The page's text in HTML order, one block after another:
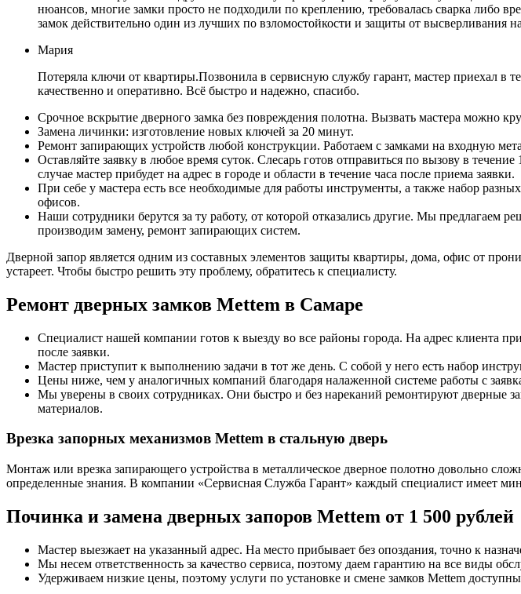
нюансов, многие замки просто не подходили по креплению, требовалась сварка либо
замок действительно один из лучших по взломостойкости и защиты от высверливания
Мария
Потеряла ключи от квартиры.Позвонила в сервисную службу гарант, мастер приехал в
качественно и оперативно. Всё быстро и надежно, спасибо.
Срочное вскрытие дверного замка без повреждения полотна. Вызвать мастера можно
Замена личинки: изготовление новых ключей за 20 минут.
Ремонт запирающих устройств любой конструкции. Работаем с замками на входную
Оставляйте заявку в любое время суток. Слесарь готов отправиться по вызову в
случае мастер прибудет на адрес в городе и области в течение часа после приема заявки.
При себе у мастера есть все необходимые для работы инструменты, а также набор
офисов.
Наши сотрудники берутся за ту работу, от которой отказались другие. Мы
производим замену, ремонт запирающих систем.
Дверной запор является одним из составных элементов защиты квартиры, дома, офис от
устареет. Чтобы быстро решить эту проблему, обратитесь к специалисту.
Ремонт дверных замков Mettem в Самаре
Специалист нашей компании готов к выезду во все районы города. На адрес клиента
после заявки.
Мастер приступит к выполнению задачи в тот же день. С собой у него есть набор
Цены ниже, чем у аналогичных компаний благодаря налаженной системе работы с
Мы уверены в своих сотрудниках. Они быстро и без нареканий ремонтируют дверные
материалов.
Врезка запорных механизмов Mettem в стальную дверь
Монтаж или врезка запирающего устройства в металлическое дверное полотно довольно
определенные знания. В компании «Сервисная Служба Гарант» каждый специалист имеет
Починка и замена дверных запоров Mettem от 1 500 рублей
Мастер выезжает на указанный адрес. На место прибывает без опоздания, точно к
Мы несем ответственность за качество сервиса, поэтому даем гарантию на все виды
Удерживаем низкие цены, поэтому услуги по установке и смене замков Mettem